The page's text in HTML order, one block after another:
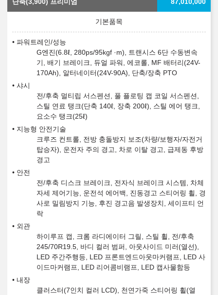
단축(3,900) 프리미엄 87,010,000
파워트레인/성능
G엔진(6.8ℓ, 280ps/95kgf ·m), 트랜시스 6단 수동변속
기, 배기 브레이크, 듀얼 파워, 에코롤, MF 배터리(24V-
170Ah), 알터네이터(24V-90A), 단축/장축 PTO
샤시
전/후축 멀티립 서스펜션, 풀 플로팅 캡 코일 서스펜션,
스틸 연료 탱크(단축 140ℓ, 장축 200ℓ), 스틸 에어 탱크,
요소수 탱크(25ℓ)
지능형 안전기술
크루즈 컨트롤, 전방 충돌방지 보조(차량/보행자/자전거
탑승자), 운전자 주의 경고, 차로 이탈 경고, 급제동 후방
경고
안전
전/후축 디스크 브레이크, 전자식 브레이크 시스템, 차체
자세 제어기능, 운전석 에어백, 진동경고 스티어링 휠, 경
사로 밀림방지 기능, 후진 경고음 발생장치, 세이프티 언
락
외관
하이루프 캡, 크롬 라디에이터 그릴, 스틸 휠, 전/후축
245/70R19.5, 바디 컬러 범퍼, 아웃사이드 미러(열선),
LED 주간주행등, LED 프론트엔드아웃마커램프, LED 사
이드마커램프, LED 리어콤비램프, LED 캡사물함등
내장
클러스터(7인치 컬러 LCD), 천연가죽 스티어링 휠(열